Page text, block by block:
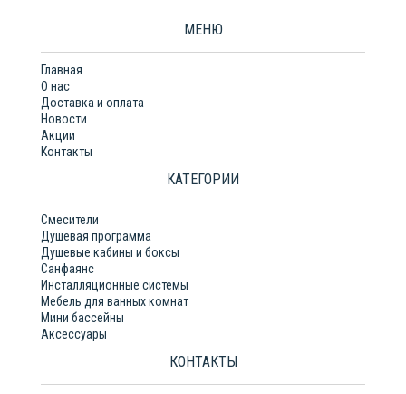
МЕНЮ
Главная
О нас
Доставка и оплата
Новости
Акции
Контакты
КАТЕГОРИИ
Смесители
Душевая программа
Душевые кабины и боксы
Санфаянс
Инсталляционные системы
Мебель для ванных комнат
Мини бассейны
Аксессуары
КОНТАКТЫ